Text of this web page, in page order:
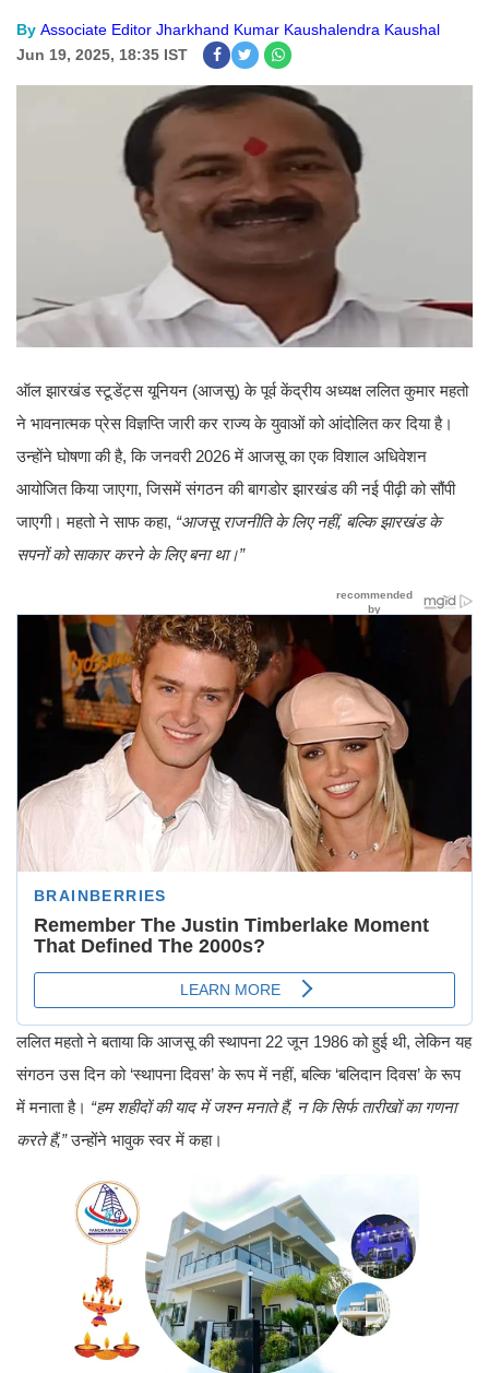
By Associate Editor Jharkhand Kumar Kaushalendra Kaushal
Jun 19, 2025, 18:35 IST
ऑल झारखंड स्टूडेंट्स यूनियन (आजसू) के पूर्व केंद्रीय अध्यक्ष ललित कुमार महतो
ने भावनात्मक प्रेस विज्ञप्ति जारी कर राज्य के युवाओं को आंदोलित कर दिया है।
उन्होंने घोषणा की है, कि जनवरी 2026 में आजसू का एक विशाल अधिवेशन
आयोजित किया जाएगा, जिसमें संगठन की बागडोर झारखंड की नई पीढ़ी को सौंपी
जाएगी। महतो ने साफ कहा, “आजसू राजनीति के लिए नहीं, बल्कि झारखंड के
सपनों को साकार करने के लिए बना था।”
ललित महतो ने बताया कि आजसू की स्थापना 22 जून 1986 को हुई थी, लेकिन यह
संगठन उस दिन को ‘स्थापना दिवस’ के रूप में नहीं, बल्कि ‘बलिदान दिवस’ के रूप
में मनाता है। “हम शहीदों की याद में जश्न मनाते हैं, न कि सिर्फ तारीखों का गणना
करते हैं,”उन्होंने भावुक स्वर में कहा।